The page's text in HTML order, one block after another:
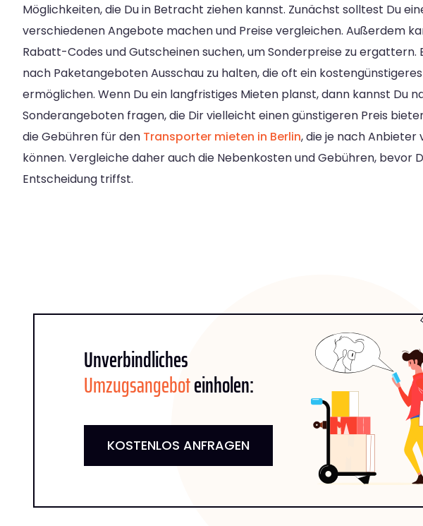
Möglichkeiten, die Du in Betracht ziehen kannst. Zunächst solltest Du
verschiedenen Angebote machen und Preise vergleichen. Außerdem
Rabatt-Codes und Gutscheinen suchen, um Sonderpreise zu ergattern.
nach Paketangeboten Ausschau zu halten, die oft ein
ermöglichen. Wenn Du ein langfristiges Mieten planst, dann kannst Du
Sonderangeboten fragen, die Dir vielleicht einen günstigeren Preis
die Gebühren für den Transporter mieten in Berlin, die je nach Anbieter
können. Vergleiche daher auch die Nebenkosten und Gebühren, bevor
Entscheidung triffst.
Unverbindliches
Umzugsangeboteinholen:
KOSTENLOS ANFRAGEN